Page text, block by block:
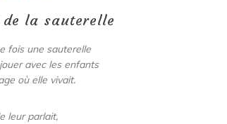
de la sauterelle
fois une sauterelle
avec les enfants
où elle vivait.
leur parlait,